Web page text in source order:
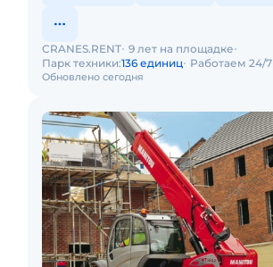
Обновлено сегодня
CRANES.RENT 9 лет на площадке
Парк техники:136 единиц Работаем 24/7